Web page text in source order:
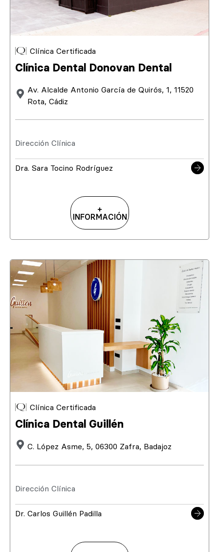
Clínica Certificada
Clínica Dental Donovan Dental
Av. Alcalde Antonio García de Quirós, 1, 11520
Rota, Cádiz
Dirección Clínica
Dra. Sara Tocino Rodríguez
+
INFORMACIÓN
Clínica Certificada
Clínica Dental Guillén
C. López Asme, 5, 06300 Zafra, Badajoz
Dirección Clínica
Dr. Carlos Guillén Padilla